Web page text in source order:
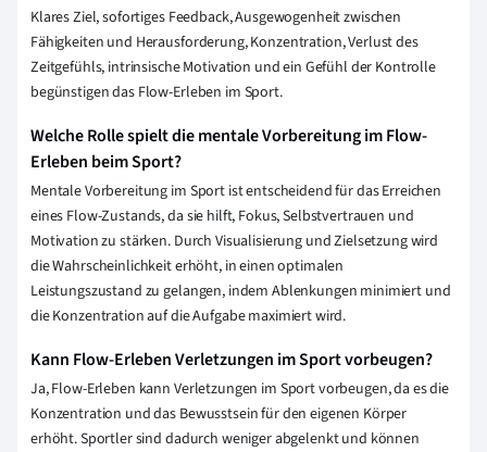
Klares Ziel, sofortiges Feedback, Ausgewogenheit zwischen
Fähigkeiten und Herausforderung, Konzentration, Verlust des
Zeitgefühls, intrinsische Motivation und ein Gefühl der Kontrolle
begünstigen das Flow-Erleben im Sport.
Welche Rolle spielt die mentale Vorbereitung im Flow-
Erleben beim Sport?
Mentale Vorbereitung im Sport ist entscheidend für das Erreichen
eines Flow-Zustands, da sie hilft, Fokus, Selbstvertrauen und
Motivation zu stärken. Durch Visualisierung und Zielsetzung wird
die Wahrscheinlichkeit erhöht, in einen optimalen
Leistungszustand zu gelangen, indem Ablenkungen minimiert und
die Konzentration auf die Aufgabe maximiert wird.
Kann Flow-Erleben Verletzungen im Sport vorbeugen?
Ja, Flow-Erleben kann Verletzungen im Sport vorbeugen, da es die
Konzentration und das Bewusstsein für den eigenen Körper
erhöht. Sportler sind dadurch weniger abgelenkt und können